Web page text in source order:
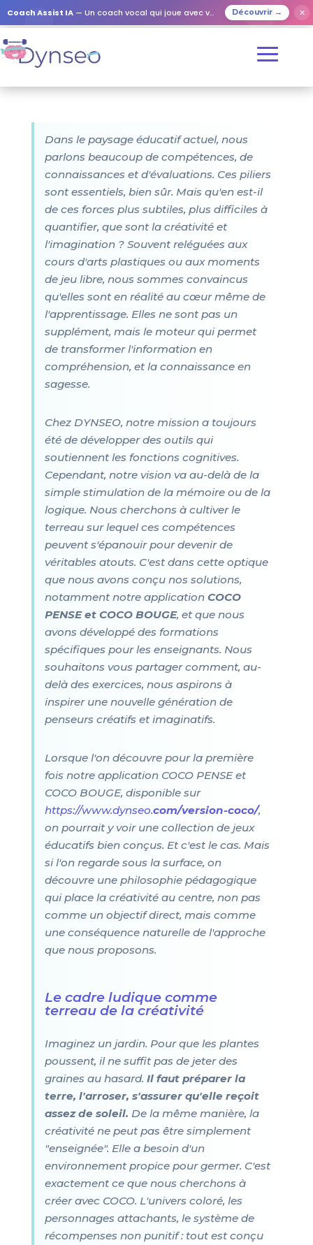
Coach Assist IA — Un coach vocal qui joue avec vos proches Découvrir → ✕
Dans le paysage éducatif actuel, nous
parlons beaucoup de compétences, de
connaissances et d'évaluations. Ces piliers
sont essentiels, bien sûr. Mais qu'en est-il
de ces forces plus subtiles, plus difficiles à
quantifier, que sont la créativité et
l'imagination ? Souvent reléguées aux
cours d'arts plastiques ou aux moments
de jeu libre, nous sommes convaincus
qu'elles sont en réalité au cœur même de
l'apprentissage. Elles ne sont pas un
supplément, mais le moteur qui permet
de transformer l'information en
compréhension, et la connaissance en
sagesse.
Chez DYNSEO, notre mission a toujours
été de développer des outils qui
soutiennent les fonctions cognitives.
Cependant, notre vision va au-delà de la
simple stimulation de la mémoire ou de la
logique. Nous cherchons à cultiver le
terreau sur lequel ces compétences
peuvent s'épanouir pour devenir de
véritables atouts. C'est dans cette optique
que nous avons conçu nos solutions,
notamment notre application COCO
PENSE et COCO BOUGE, et que nous
avons développé des formations
spécifiques pour les enseignants. Nous
souhaitons vous partager comment, au-
delà des exercices, nous aspirons à
inspirer une nouvelle génération de
penseurs créatifs et imaginatifs.
Lorsque l'on découvre pour la première
fois notre application COCO PENSE et
COCO BOUGE, disponible sur
https://www.dynseo.com/version-coco/,
on pourrait y voir une collection de jeux
éducatifs bien conçus. Et c'est le cas. Mais
si l'on regarde sous la surface, on
découvre une philosophie pédagogique
qui place la créativité au centre, non pas
comme un objectif direct, mais comme
une conséquence naturelle de l'approche
que nous proposons.
Le cadre ludique comme
terreau de la créativité
Imaginez un jardin. Pour que les plantes
poussent, il ne suffit pas de jeter des
graines au hasard. Il faut préparer la
terre, l'arroser, s'assurer qu'elle reçoit
assez de soleil. De la même manière, la
créativité ne peut pas être simplement
"enseignée". Elle a besoin d'un
environnement propice pour germer. C'est
exactement ce que nous cherchons à
créer avec COCO. L'univers coloré, les
personnages attachants, le système de
récompenses non punitif : tout est conçu